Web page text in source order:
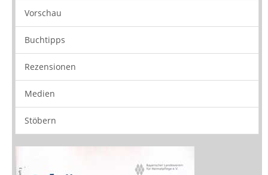
Vorschau
Buchtipps
Rezensionen
Medien
Stöbern